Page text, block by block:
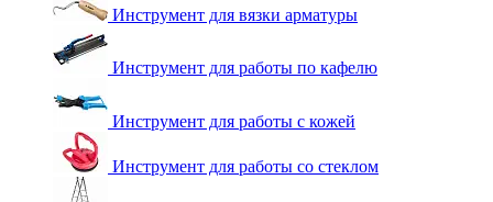
Инструмент для вязки арматуры
Инструмент для работы по кафелю
Инструмент для работы с кожей
Инструмент для работы со стеклом